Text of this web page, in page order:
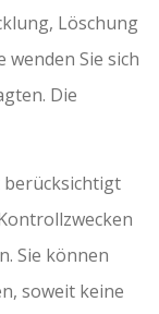
Löschung
Sie sich
Die
berücksichtigt
Sie können
soweit keine